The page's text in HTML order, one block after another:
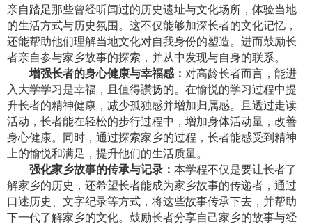
亲自踏足那些曾经听闻过的历史遗址与文化场所，体验当地
的生活方式与历史氛围。这不仅能够加深长者的文化记忆，
还能帮助他们理解当地文化对自我身份的塑造。进而鼓励长
者亲自参与家乡故事的探索，并从中发现与自身的联系。
增强长者的身心健康与幸福感： 对高龄长者而言，能进
入大学学习是幸福，且值得讚扬的。在愉悦的学习过程中提
升长者的精神健康，减少孤独感并增加归属感。且透过走读
活动，长者能在轻松的步行过程中，增加身体活动量，改善
身心健康。同时，通过探索家乡的过程，长者能感受到精神
上的愉悦和满足，提升他们的生活质量。
强化家乡故事的传承与记录： 本学程不仅是要让长者了
解家乡的历史，还希望长者能成为家乡故事的传递者，通过
口述历史、文字纪录等方式，将这些故事传承下去，并帮助
下一代了解家乡的文化。鼓励长者分享自己家乡的故事与经